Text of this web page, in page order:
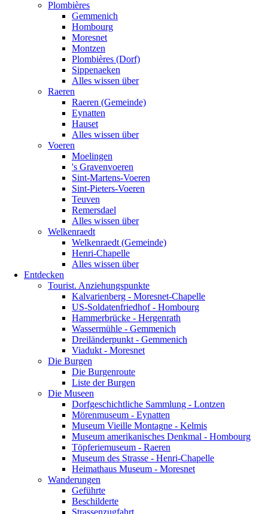
Plombières
Gemmenich
Hombourg
Moresnet
Montzen
Plombières (Dorf)
Sippenaeken
Alles wissen über
Raeren
Raeren (Gemeinde)
Eynatten
Hauset
Alles wissen über
Voeren
Moelingen
's Gravenvoeren
Sint-Martens-Voeren
Sint-Pieters-Voeren
Teuven
Remersdael
Alles wissen über
Welkenraedt
Welkenraedt (Gemeinde)
Henri-Chapelle
Alles wissen über
Entdecken
Tourist. Anziehungspunkte
Kalvarienberg - Moresnet-Chapelle
US-Soldatenfriedhof - Hombourg
Hammerbrücke - Hergenrath
Wassermühle - Gemmenich
Dreiländerpunkt - Gemmenich
Viadukt - Moresnet
Die Burgen
Die Burgenroute
Liste der Burgen
Die Museen
Dorfgeschichtliche Sammlung - Lontzen
Mörenmuseum - Eynatten
Museum Vieille Montagne - Kelmis
Museum amerikanisches Denkmal - Hombourg
Töpferiemuseum - Raeren
Museum des Strasse - Henri-Chapelle
Heimathaus Museum - Moresnet
Wanderungen
Geführte
Beschilderte
Strassenzugfahrt